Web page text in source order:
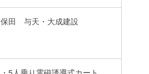
保田 与天・大成建設